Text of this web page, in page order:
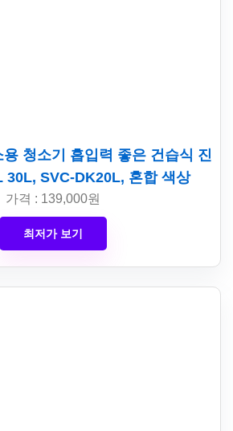
청소기 흡입력 좋은 건습식 진
30L, SVC-DK20L, 혼합 색상
가격 : 139,000원
최저가 보기